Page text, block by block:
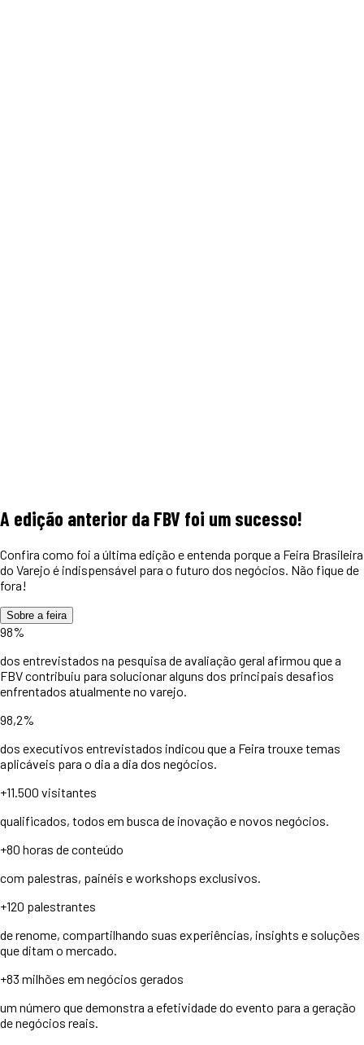
A edição anterior da FBV foi um sucesso!
Confira como foi a última edição e entenda porque a Feira Brasileira
do Varejo é indispensável para o futuro dos negócios. Não fique de
fora!
Sobre a feira
98%
dos entrevistados na pesquisa de avaliação geral afirmou que a
FBV contribuiu para solucionar alguns dos principais desafios
enfrentados atualmente no varejo.
98,2%
dos executivos entrevistados indicou que a Feira trouxe temas
aplicáveis para o dia a dia dos negócios.
+11.500 visitantes
qualificados, todos em busca de inovação e novos negócios.
+80 horas de conteúdo
com palestras, painéis e workshops exclusivos.
+120 palestrantes
de renome, compartilhando suas experiências, insights e soluções
que ditam o mercado.
+83 milhões em negócios gerados
um número que demonstra a efetividade do evento para a geração
de negócios reais.